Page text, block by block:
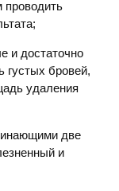
и достаточно
густых бровей,
удаления
две
и